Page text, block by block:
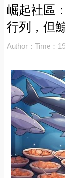
崛起社區
行列，但
Author： Time：